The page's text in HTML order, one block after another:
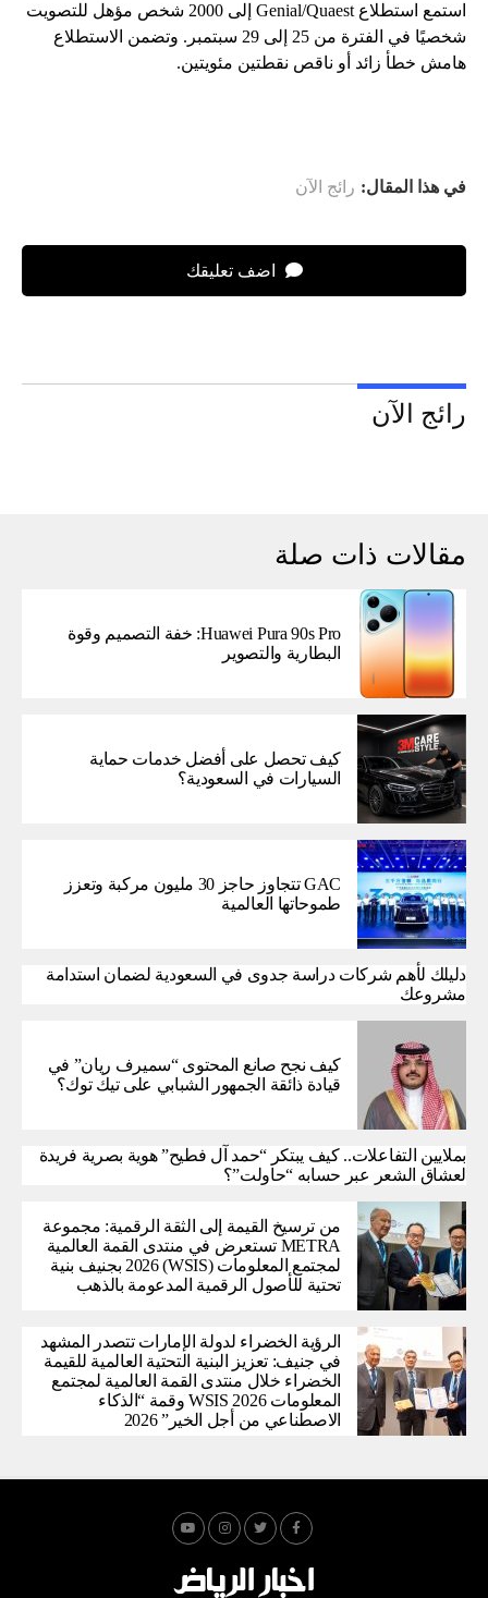
استمع استطلاع Genial/Quaest إلى 2000 شخص مؤهل للتصويت
شخصيًا في الفترة من 25 إلى 29 سبتمبر. وتضمن الاستطلاع
هامش خطأ زائد أو ناقص نقطتين مئويتين.
في هذا المقال: رائج الآن
اضف تعليقك
رائج الآن
مقالات ذات صلة
Huawei Pura 90s Pro: خفة التصميم وقوة
البطارية والتصوير
كيف تحصل على أفضل خدمات حماية
السيارات في السعودية؟
GAC تتجاوز حاجز 30 مليون مركبة وتعزز
طموحاتها العالمية
دليلك لأهم شركات دراسة جدوى في السعودية لضمان استدامة
مشروعك
كيف نجح صانع المحتوى “سميرف ريان” في
قيادة ذائقة الجمهور الشبابي على تيك توك؟
بملايين التفاعلات.. كيف يبتكر “حمد آل فطيح” هوية بصرية فريدة
لعشاق الشعر عبر حسابه “حاولت”؟
من ترسيخ القيمة إلى الثقة الرقمية: مجموعة
METRA تستعرض في منتدى القمة العالمية
لمجتمع المعلومات (WSIS) 2026 بجنيف بنية
تحتية للأصول الرقمية المدعومة بالذهب
الرؤية الخضراء لدولة الإمارات تتصدر المشهد
في جنيف: تعزيز البنية التحتية العالمية للقيمة
الخضراء خلال منتدى القمة العالمية لمجتمع
المعلومات WSIS 2026 وقمة “الذكاء
الاصطناعي من أجل الخير” 2026